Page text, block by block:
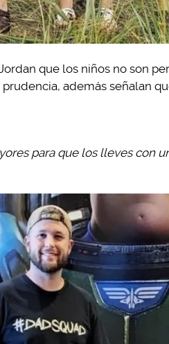
que los niños no son
además señalan
para que los lleves con